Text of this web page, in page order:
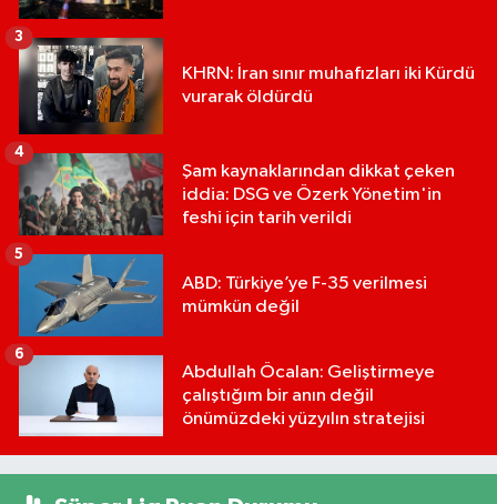
KHRN: İran sınır muhafızları iki Kürdü
vurarak öldürdü
3
Şam kaynaklarından dikkat çeken
iddia: DSG ve Özerk Yönetim'in
feshi için tarih verildi
4
ABD: Türkiye’ye F-35 verilmesi
mümkün değil
5
Abdullah Öcalan: Geliştirmeye
çalıştığım bir anın değil
önümüzdeki yüzyılın stratejisi
6